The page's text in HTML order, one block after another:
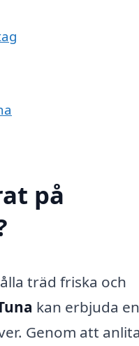
på
träd friska och
kan erbjuda
Genom att anlita